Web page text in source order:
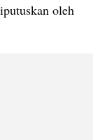
oleh